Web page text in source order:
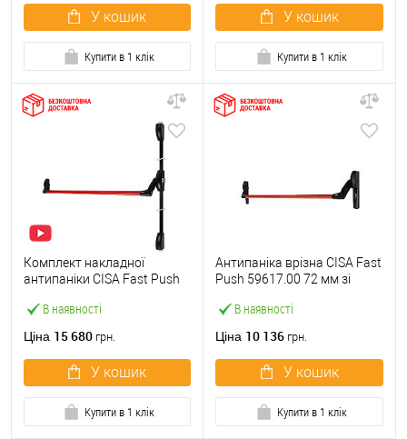
У кошик
Купити в 1 клік
У кошик
Купити в 1 клік
В наявності
Комплект накладної
антипаніки CISA Fast Push
точковий вверх-вниз
Ціна 15 680 грн.
У кошик
Купити в 1 клік
В наявності
Антипаніка врізна CISA Fast
Push 59617.00 72 мм зі
Ціна 10 136 грн.
У кошик
Купити в 1 клік